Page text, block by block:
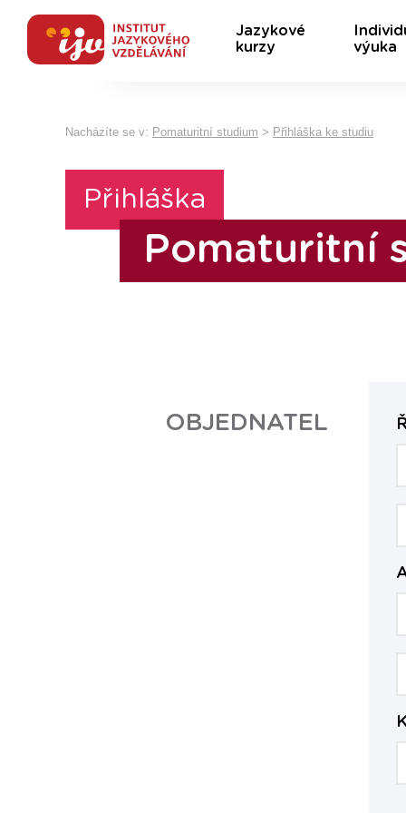
Jazykové
kurzy
výuka
Nacházíte se v: Pomaturitní studium > Přihláška ke studiu
Přihláška
Pomaturitní
OBJEDNATEL